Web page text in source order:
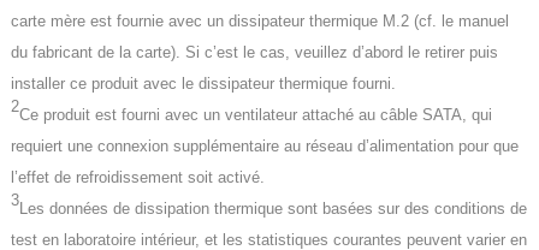
carte mère est fournie avec un dissipateur thermique M.2 (cf. le manuel
du fabricant de la carte). Si c’est le cas, veuillez d’abord le retirer puis
installer ce produit avec le dissipateur thermique fourni.
2Ce produit est fourni avec un ventilateur attaché au câble SATA, qui
requiert une connexion supplémentaire au réseau d’alimentation pour que
l’effet de refroidissement soit activé.
3Les données de dissipation thermique sont basées sur des conditions de
test en laboratoire intérieur, et les statistiques courantes peuvent varier en